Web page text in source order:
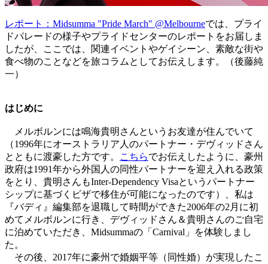
レポート：Midsumma "Pride March" @Melbourneでは、プライ
ドパレードの様子やプライドセンターのレポートをお届しま
したが、ここでは、関連イベントやゲイシーン、素敵な街や
食べ物のことなどを旅コラムとしてお伝えします。（後藤純
一）
はじめに
メルボルンには鳴海貴明さんというお友達が住んでいて
（1996年にオーストラリア人のパートナー・デヴィッドさん
とともに渡豪した方です。
こちらでお伝えしたように、豪州
政府は1991年から外国人の同性パートナーを迎え入れる政策
をとり、貴明さんもInter-Dependency Visaというパートナー
シップに基づくビザで移住が可能になったのです）、私は
『バディ』編集部を退職して時間ができた2006年の2月に初
めてメルボルンに行き、デヴィッドさん＆貴明さんのご自宅
に泊めていただき、Midsummaの「Carnival」を体験しまし
た。
その後、2017年に豪州で婚姻平等（同性婚）が実現したこ